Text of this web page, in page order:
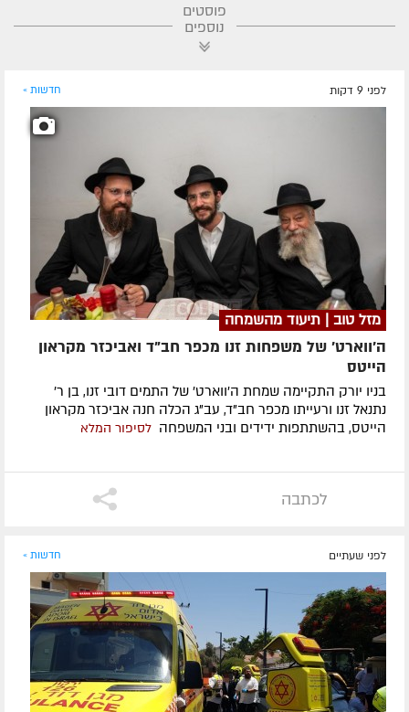
פוסטים
נוספים
לפני 9 דקות חדשות »
מזל טוב | תיעוד מהשמחה
ה'ווארט' של משפחות זנו מכפר חב"ד ואביכזר מקראון
הייטס
בניו יורק התקיימה שמחת ה'ווארט' של התמים דובי זנו, בן ר'
נתנאל זנו ורעייתו מכפר חב"ד, עב"ג הכלה חנה אביכזר מקראון
הייטס, בהשתתפות ידידים ובני המשפחה לסיפור המלא
לכתבה
לפני שעתיים חדשות »